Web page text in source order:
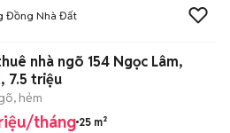
Đồng Nhà Đất
nhà ngõ 154 Ngọc Lâm,
7.5 triệu
hẻm
tháng 25 m²